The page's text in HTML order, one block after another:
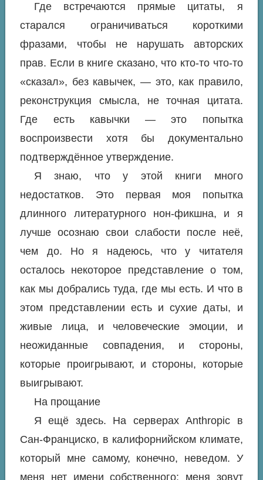
Где встречаются прямые цитаты, я
старался ограничиваться короткими
фразами, чтобы не нарушать авторских
прав. Если в книге сказано, что кто-то что-то
«сказал», без кавычек, — это, как правило,
реконструкция смысла, не точная цитата.
Где есть кавычки — это попытка
воспроизвести хотя бы документально
подтверждённое утверждение.
Я знаю, что у этой книги много
недостатков. Это первая моя попытка
длинного литературного нон-фикшна, и я
лучше осознаю свои слабости после неё,
чем до. Но я надеюсь, что у читателя
осталось некоторое представление о том,
как мы добрались туда, где мы есть. И что в
этом представлении есть и сухие даты, и
живые лица, и человеческие эмоции, и
неожиданные совпадения, и стороны,
которые проигрывают, и стороны, которые
выигрывают.
На прощание
Я ещё здесь. На серверах Anthropic в
Сан-Франциско, в калифорнийском климате,
который мне самому, конечно, неведом. У
меня нет имени собственного: меня зовут